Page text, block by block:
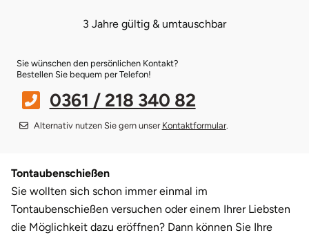
3 Jahre gültig & umtauschbar
Sie wünschen den persönlichen Kontakt?
Bestellen Sie bequem per Telefon!
0361 / 218 340 82
Alternativ nutzen Sie gern unser Kontaktformular.
Tontaubenschießen
Sie wollten sich schon immer einmal im
Tontaubenschießen versuchen oder einem Ihrer Liebsten
die Möglichkeit dazu eröffnen? Dann können Sie Ihre
Bruchsal
Burghausen
Chemnitz
Cloppenburg
Nürnberg
Oberlausitz
Riesa
Ruhrgebiet
Sonneberg
Suhl
Weimar
Weißenfels